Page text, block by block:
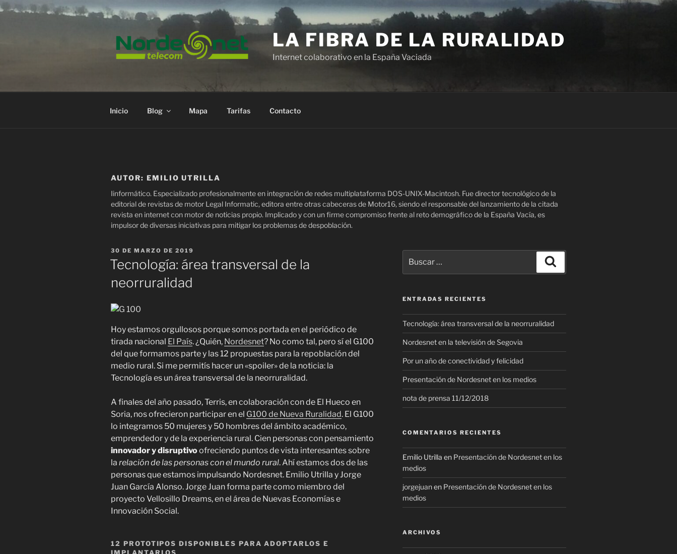
Saltar
LA FIBRA DE LA RURALIDAD
Internet colaborativo en la España Vaciada
Inicio Blog Mapa Tarifas Contacto
AUTOR: EMILIO UTRILLA
Iinformático. Especializado profesionalmente en integración de redes multiplataforma DOS-UNIX-Macintosh. Fue director tecnológico de la
editorial de revistas de motor Legal Informatic, editora entre otras cabeceras de Motor16, siendo el responsable del lanzamiento de la citada
revista en internet con motor de noticias propio. Implicado y con un firme compromiso frente al reto demográfico de la España Vacía, es
impulsor de diversas iniciativas para mitigar los problemas de despoblación.
PUBLICADO
EL
30 DE MARZO DE 2019
Tecnología: área transversal de la
neorruralidad
Hoy estamos orgullosos porque somos portada en el periódico de
tirada nacional El País. ¿Quién, Nordesnet? No como tal, pero sí el G100
del que formamos parte y las 12 propuestas para la repoblación del
medio rural. Si me permitís hacer un «spoiler» de la noticia: la
Tecnología es un área transversal de la neorruralidad.
A finales del año pasado, Terris, en colaboración con de El Hueco en
Soria, nos ofrecieron participar en el G100 de Nueva Ruralidad. El G100
lo integramos 50 mujeres y 50 hombres del ámbito académico,
emprendedor y de la experiencia rural. Cien personas con pensamiento
innovador y disruptivoofreciendo puntos de vista interesantes sobre
la relación de las personas con el mundo rural. Ahí estamos dos de las
personas que estamos impulsando Nordesnet. Emilio Utrilla y Jorge
Juan García Alonso. Jorge Juan forma parte como miembro del
proyecto Vellosillo Dreams, en el área de Nuevas Economías e
Innovación Social.
12 PROTOTIPOS DISPONIBLES PARA ADOPTARLOS E
por:
ENTRADAS RECIENTES
Tecnología: área transversal de la neorruralidad
Nordesnet en la televisión de Segovia
Por un año de conectividad y felicidad
Presentación de Nordesnet en los medios
nota de prensa 11/12/2018
COMENTARIOS RECIENTES
Emilio Utrilla en Presentación de Nordesnet en los
medios
jorgejuanen Presentación de Nordesnet en los
medios
ARCHIVOS